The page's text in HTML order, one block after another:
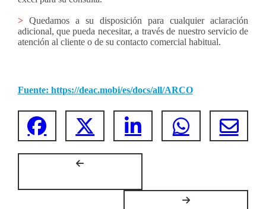
> Quedamos a su disposición para cualquier aclaración
adicional, que pueda necesitar, a través de nuestro servicio de
atención al cliente o de su contacto comercial habitual.
Fuente: https://deac.mobi/es/docs/all/ARCO